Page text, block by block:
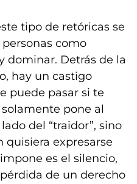
tipo de retóricas se
como
dominar. Detrás de la
hay un castigo
puede pasar si te
pone al
del “traidor”, sino
expresarse
es el silencio,
de un derecho